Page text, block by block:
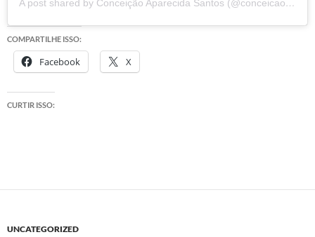
A post shared by Conceição Aparecida Santos (@conceicao.a.santos)
COMPARTILHE ISSO:
Facebook X
CURTIR ISSO:
UNCATEGORIZED